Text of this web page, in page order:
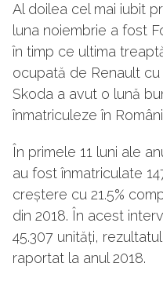
Al doilea cel mai iubit
luna noiembrie a fost
în timp ce ultima
ocupată de Renault cu
Skoda a avut o lună
înmatriculeze în
În primele 11 luni ale
au fost înmatriculate
creștere cu 21.5%
din 2018. În acest
45.307 unități,
raportat la anul 2018.